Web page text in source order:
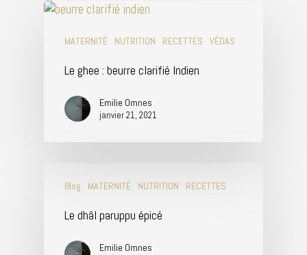
MATERNITÉ NUTRITION RECETTES VÉDAS
Le ghee : beurre clarifié Indien
Emilie Omnes
janvier 21, 2021
Blog MATERNITÉ NUTRITION RECETTES
Le dhâl paruppu épicé
Emilie Omnes